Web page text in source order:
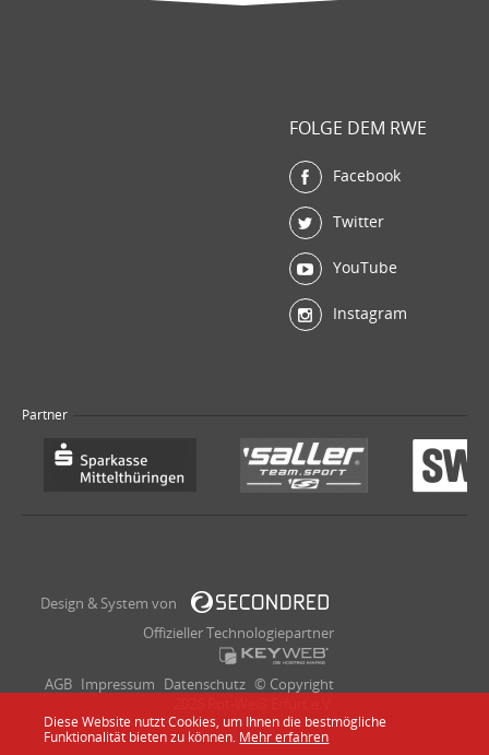
FOLGE DEM RWE
Facebook
Twitter
YouTube
Instagram
Partner
Design & System von
Offizieller Technologiepartner
AGB Impressum Datenschutz © Copyright
Diese Website nutzt Cookies, um Ihnen die bestmögliche
Funktionalität bieten zu können. Mehr erfahren